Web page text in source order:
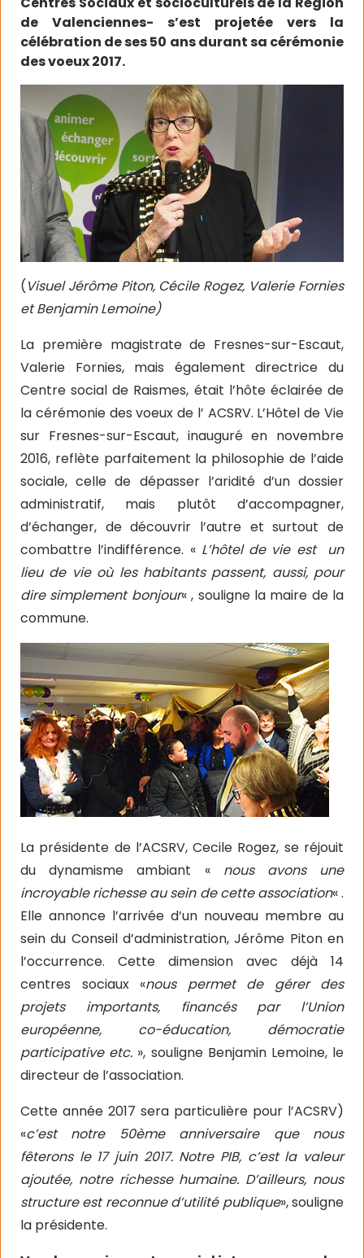
de Valenciennes- s’est projetée vers la
célébration de ses 50 ans durant sa cérémonie
des voeux 2017.
(Visuel Jérôme Piton, Cécile Rogez, Valerie Fornies
et Benjamin Lemoine)
La première magistrate de Fresnes-sur-Escaut,
Valerie Fornies, mais également directrice du
Centre social de Raismes, était l’hôte éclairée de
la cérémonie des voeux de l’ ACSRV. L’Hôtel de Vie
sur Fresnes-sur-Escaut, inauguré en novembre
2016, reflète parfaitement la philosophie de l’aide
sociale, celle de dépasser l’aridité d’un dossier
administratif, mais plutôt d’accompagner,
d’échanger, de découvrir l’autre et surtout de
combattre l’indifférence. « L’hôtel de vie est un
lieu de vie où les habitants passent, aussi, pour
dire simplement bonjour« , souligne la maire de la
commune.
La présidente de l’ACSRV, Cecile Rogez, se réjouit
du dynamisme ambiant « nous avons une
incroyable richesse au sein de cette association« .
Elle annonce l’arrivée d’un nouveau membre au
sein du Conseil d’administration, Jérôme Piton en
l’occurrence. Cette dimension avec déjà 14
centres sociaux «nous permet de gérer des
projets importants, financés par l’Union
européenne, co-éducation, démocratie
participative etc. », souligne Benjamin Lemoine, le
directeur de l’association.
Cette année 2017 sera particulière pour l’ACSRV)
«c’est notre 50ème anniversaire que nous
fêterons le 17 juin 2017. Notre PIB, c’est la valeur
ajoutée, notre richesse humaine. D’ailleurs, nous
structure est reconnue d’utilité publique», souligne
la présidente.